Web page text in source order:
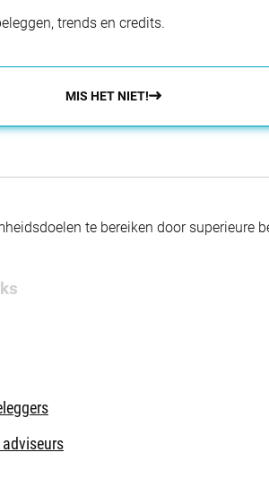
trends en credits.
MIS HET NIET!
te bereiken door superieure
adviseurs